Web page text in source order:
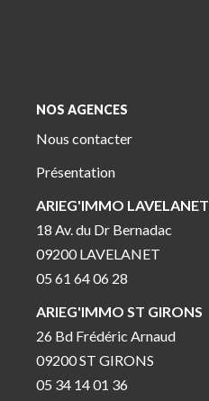
NOS AGENCES
Nous contacter
Présentation
ARIEG'IMMO LAVELANET
18 Av. du Dr Bernadac
09200 LAVELANET
05 61 64 06 28
ARIEG'IMMO ST GIRONS
26 Bd Frédéric Arnaud
09200 ST GIRONS
05 34 14 01 36